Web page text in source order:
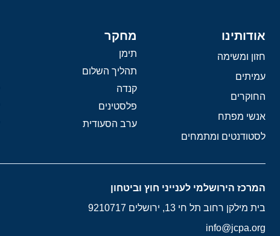
אודותינו
חזון ומשימה
עמיתים
החוקרים
אנשי מפתח
לסטודנטים ומתמחים
מחקר
תימן
תהליך השלום
קנדה
פלסטינים
ערב הסעודית
המרכז הירושלמי לענייני חוץ וביטחון
בית מילקן רחוב תל חי 13, ירושלים 9210717
info@jcpa.org